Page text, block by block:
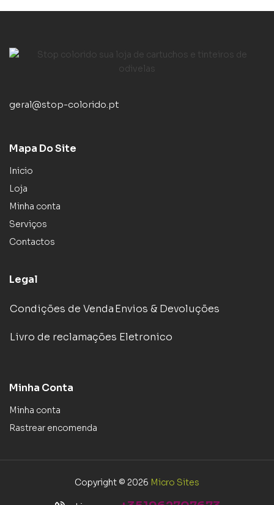
geral@stop-colorido.pt
Mapa Do Site
Inicio
Loja
Minha conta
Serviços
Contactos
Legal
Condições de VendaEnvios & Devoluções
Livro de reclamações Eletronico
Minha Conta
Minha conta
Rastrear encomenda
Copyright © 2026 Micro Sites